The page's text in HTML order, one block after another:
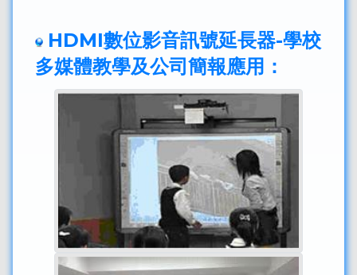
HDMI數位影音訊號延長器-學校
多媒體教學及公司簡報應用：